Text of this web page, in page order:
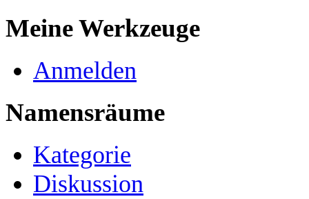
Meine Werkzeuge
Anmelden
Namensräume
Kategorie
Diskussion